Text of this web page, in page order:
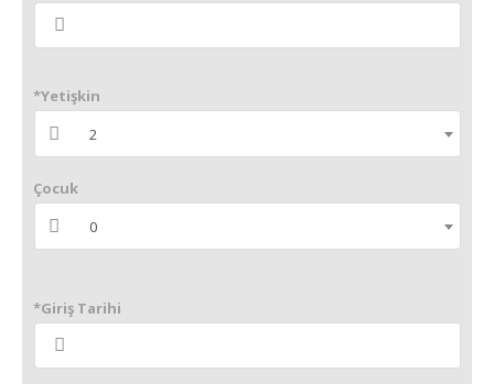
*Yetişkin
2
Çocuk
0
*Giriş Tarihi